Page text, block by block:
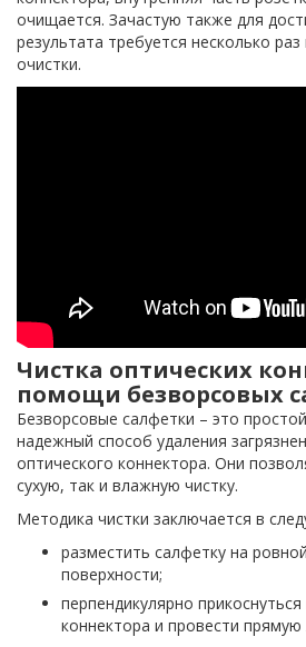
очищается. Зачастую также для
результата требуется несколько
очистки.
Чистка оптических
помощи безворсовых
Безворсовые салфетки – это
надежный способ удаления
оптического коннектора. Они
сухую, так и влажную чистку.
Методика чистки заключается в
разместить салфетку на
поверхности;
перпендикулярно
коннектора и провести